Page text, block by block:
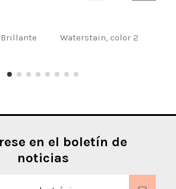
Waterstain, color 2
en el boletín de
noticias